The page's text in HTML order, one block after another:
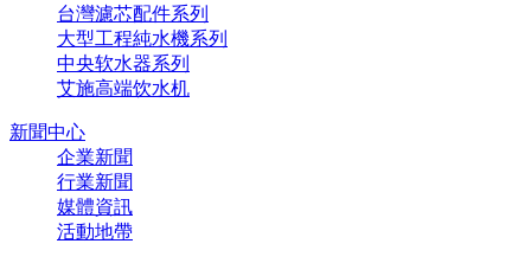
台灣濾芯配件系列
大型工程純水機系列
中央软水器系列
艾施高端饮水机
新聞中心
企業新聞
行業新聞
媒體資訊
活動地帶